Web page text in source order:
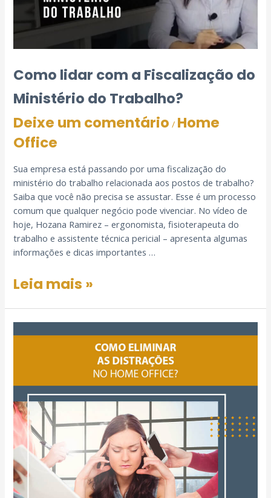
Como lidar com a Fiscalização do
Ministério do Trabalho?
Deixe um comentário / Home
Office
Sua empresa está passando por uma fiscalização do
ministério do trabalho relacionada aos postos de trabalho?
Saiba que você não precisa se assustar. Esse é um processo
comum que qualquer negócio pode vivenciar. No vídeo de
hoje, Hozana Ramirez – ergonomista, fisioterapeuta do
trabalho e assistente técnica pericial – apresenta algumas
informações e dicas importantes …
Leia mais »